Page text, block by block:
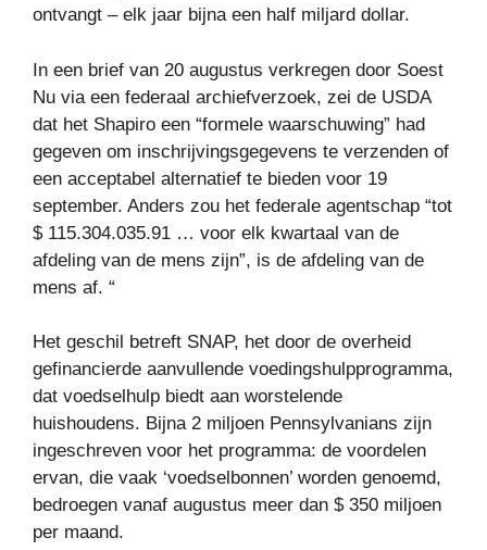
ontvangt – elk jaar bijna een half miljard dollar.
In een brief van 20 augustus verkregen door Soest
Nu via een federaal archiefverzoek, zei de USDA
dat het Shapiro een “formele waarschuwing” had
gegeven om inschrijvingsgegevens te verzenden of
een acceptabel alternatief te bieden voor 19
september. Anders zou het federale agentschap “tot
$ 115.304.035.91 … voor elk kwartaal van de
afdeling van de mens zijn”, is de afdeling van de
mens af. “
Het geschil betreft SNAP, het door de overheid
gefinancierde aanvullende voedingshulpprogramma,
dat voedselhulp biedt aan worstelende
huishoudens. Bijna 2 miljoen Pennsylvanians zijn
ingeschreven voor het programma: de voordelen
ervan, die vaak ‘voedselbonnen’ worden genoemd,
bedroegen vanaf augustus meer dan $ 350 miljoen
per maand.